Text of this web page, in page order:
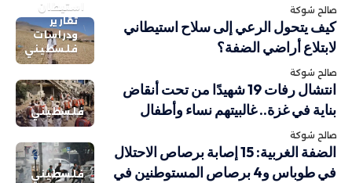
صالح شوكة
استيطان
تقارير
ودراسات
فلسطيني
كيف يتحول الرعي إلى سلاح استيطاني
لابتلاع أراضي الضفة؟
صالح شوكة
فلسطيني
انتشال رفات 19 شهيدًا من تحت أنقاض
بناية في غزة.. غالبيتهم نساء وأطفال
صالح شوكة
فلسطيني
الضفة الغربية: 15 إصابة برصاص الاحتلال
في طوباس و4 برصاص المستوطنين في